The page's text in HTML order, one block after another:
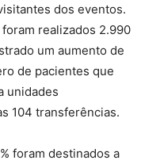
dos eventos.
realizados 2.990
um aumento de
de pacientes que
unidades
104 transferências.
foram destinados a